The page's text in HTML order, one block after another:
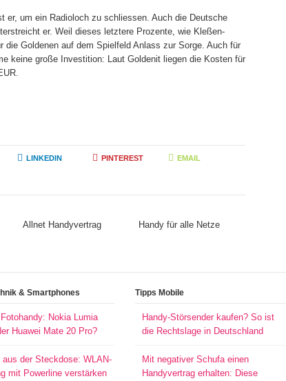
er, um ein Radioloch zu schliessen. Auch die Deutsche
er. Weil dieses letztere Prozente, wie Kleßen-
Goldenen auf dem Spielfeld Anlass zur Sorge. Auch für
keine große Investition: Laut Goldenit liegen die Kosten für
LINKEDIN PINTEREST EMAIL
Allnet Handyvertrag Handy für alle Netze
& Smartphones
Nokia Lumia
Huawei Mate 20 Pro?
aus der Steckdose: WLAN-
mit Powerline verstärken
Tipps Mobile
Handy-Störsender kaufen? So ist
die Rechtslage in Deutschland
Mit negativer Schufa einen
Handyvertrag erhalten: Diese